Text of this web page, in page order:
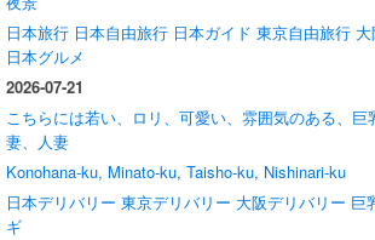
日本旅行 日本自由旅行 日本ガイド 東京自由旅行
日本グルメ
2026-07-21
こちらには若い、ロリ、可愛い、雰囲気のある、
妻、人妻
Konohana-ku, Minato-ku, Taisho-ku, Nishinari-ku
日本デリバリー 東京デリバリー 大阪デリバリー 巨
ギ